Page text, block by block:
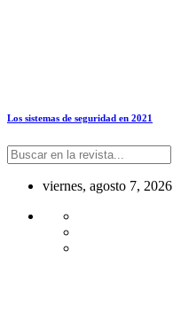
Los sistemas de seguridad en 2021
viernes, agosto 7, 2026